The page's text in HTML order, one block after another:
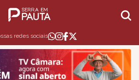
redes sociais